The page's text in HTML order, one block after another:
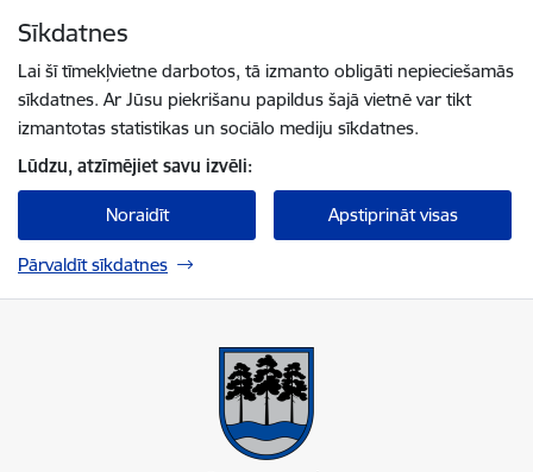
Sīkdatnes
Lai šī tīmekļvietne darbotos, tā izmanto obligāti nepieciešamās
sīkdatnes. Ar Jūsu piekrišanu papildus šajā vietnē var tikt
izmantotas statistikas un sociālo mediju sīkdatnes.
Lūdzu, atzīmējiet savu izvēli:
Noraidīt Apstiprināt visas
Pārvaldīt sīkdatnes